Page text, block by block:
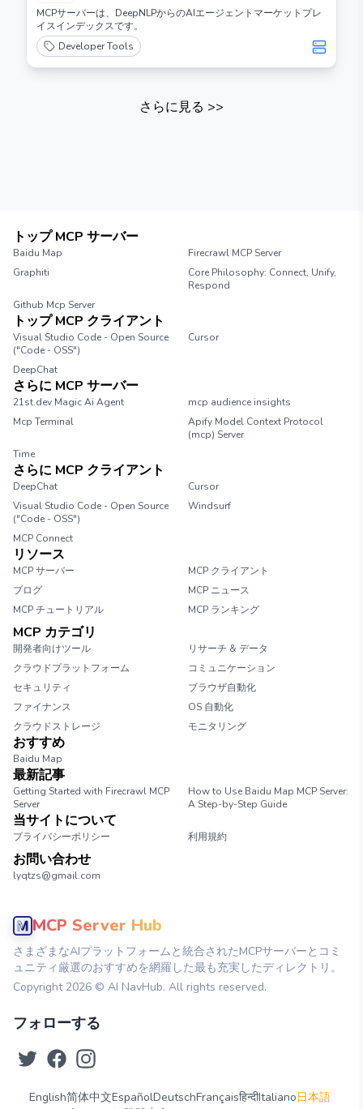
MCPサーバーは、DeepNLPからのAIエージェントマーケットプレ
イスインデックスです。
Developer Tools
さらに見る >>
トップ MCP サーバー
Baidu Map
Firecrawl MCP Server
Graphiti
Core Philosophy: Connect, Unify,
Respond
Github Mcp Server
トップ MCP クライアント
Visual Studio Code - Open Source
("Code - OSS")
Cursor
DeepChat
さらに MCP サーバー
21st.dev Magic Ai Agent
mcp audience insights
Mcp Terminal
Apify Model Context Protocol
(mcp) Server
Time
さらに MCP クライアント
DeepChat
Cursor
Visual Studio Code - Open Source
("Code - OSS")
Windsurf
MCP Connect
リソース
MCP サーバー
MCP クライアント
ブログ
MCP ニュース
MCP チュートリアル
MCP ランキング
MCP カテゴリ
開発者向けツール
リサーチ & データ
クラウドプラットフォーム
コミュニケーション
セキュリティ
ブラウザ自動化
ファイナンス
OS 自動化
クラウドストレージ
モニタリング
おすすめ
Baidu Map
最新記事
Getting Started with Firecrawl MCP
Server
How to Use Baidu Map MCP Server:
A Step-by-Step Guide
当サイトについて
プライバシーポリシー 利用規約
お問い合わせ
lyqtzs@gmail.com
MCP Server Hub
さまざまなAIプラットフォームと統合されたMCPサーバーとコミ
ュニティ厳選のおすすめを網羅した最も充実したディレクトリ。
Copyright 2026 © AI NavHub. All rights reserved.
フォローする
English简体中文EspañolDeutschFrançaisहिन्दीItaliano日本語